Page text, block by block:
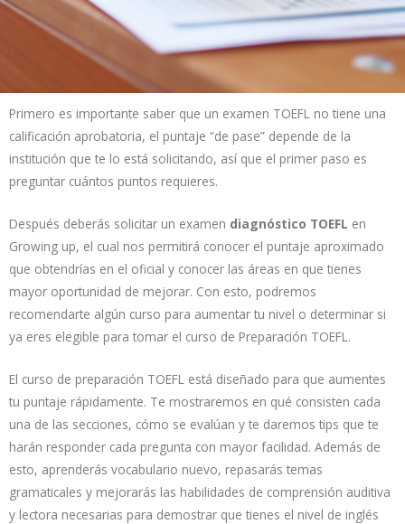
Primero es importante saber que un examen TOEFL no tiene una
calificación aprobatoria, el puntaje “de pase” depende de la
institución que te lo está solicitando, así que el primer paso es
preguntar cuántos puntos requieres.
Después deberás solicitar un examen diagnóstico TOEFL en
Growing up, el cual nos permitirá conocer el puntaje aproximado
que obtendrías en el oficial y conocer las áreas en que tienes
mayor oportunidad de mejorar. Con esto, podremos
recomendarte algún curso para aumentar tu nivel o determinar si
ya eres elegible para tomar el curso de Preparación TOEFL.
El curso de preparación TOEFL está diseñado para que aumentes
tu puntaje rápidamente. Te mostraremos en qué consisten cada
una de las secciones, cómo se evalúan y te daremos tips que te
harán responder cada pregunta con mayor facilidad. Además de
esto, aprenderás vocabulario nuevo, repasarás temas
gramaticales y mejorarás las habilidades de comprensión auditiva
y lectora necesarias para demostrar que tienes el nivel de inglés